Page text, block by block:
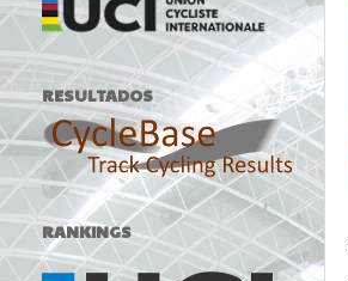
RESULTADOS
RANKINGS